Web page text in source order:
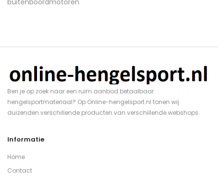
Ben je op zoek naar een ruim aanbod betaalbaar
hengelsportmateriaal? Op Online-hengelsport.nl tonen wij
duizenden verschillende producten van verschillende webshops.
Informatie
Home
Contact